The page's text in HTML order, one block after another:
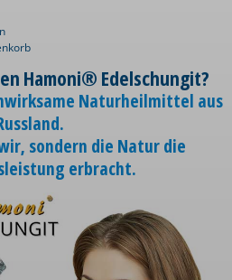
Hamoni® Edelschungit?
Naturheilmittel aus
sondern die Natur die
erbracht.